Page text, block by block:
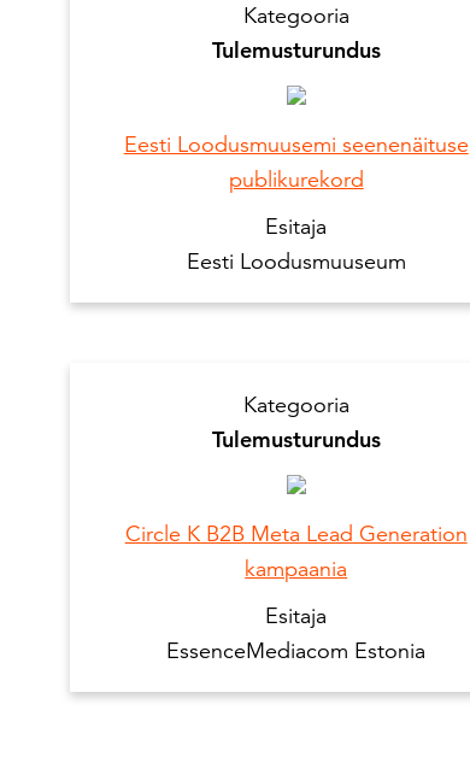
Kategooria
Tulemusturundus
Eesti Loodusmuusemi seenenäituse
publikurekord
Esitaja
Eesti Loodusmuuseum
Kategooria
Tulemusturundus
Circle K B2B Meta Lead Generation
kampaania
Esitaja
EssenceMediacom Estonia